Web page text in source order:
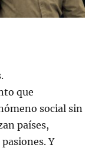
que
social sin
países,
Y